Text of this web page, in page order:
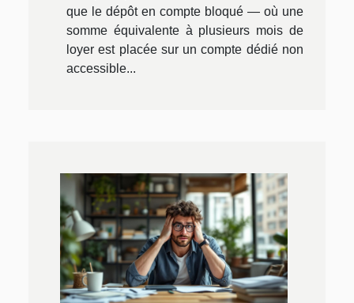
que le dépôt en compte bloqué — où une
somme équivalente à plusieurs mois de
loyer est placée sur un compte dédié non
accessible...